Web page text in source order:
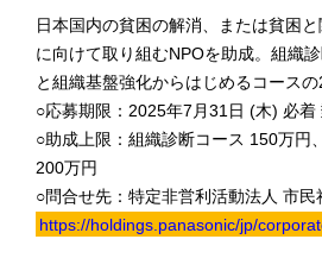
日本国内の貧困の解消、または貧困
に向けて取り組むNPOを助成。組織
と組織基盤強化からはじめるコースの
○応募期限：2025年7月31日 (木) 必着
○助成上限：組織診断コース 150万円
200万円
○問合せ先：特定非営利活動法人 市民
https://holdings.panasonic/jp/